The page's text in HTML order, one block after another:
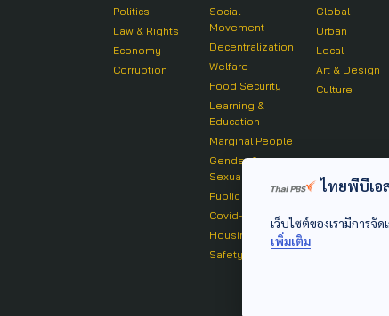
Politics
Law & Rights
Economy
Corruption
Social
Movement
Decentralization
Welfare
Food Security
Learning &
Education
Marginal People
Gender &
Sexuality
Public Health
Covid-19
Housing
Safety
Global
Urban
Local
Art & Design
Culture
ไทยพีบีเอ
เว็บไซต์ของเรามีการ
เพิ่มเติม